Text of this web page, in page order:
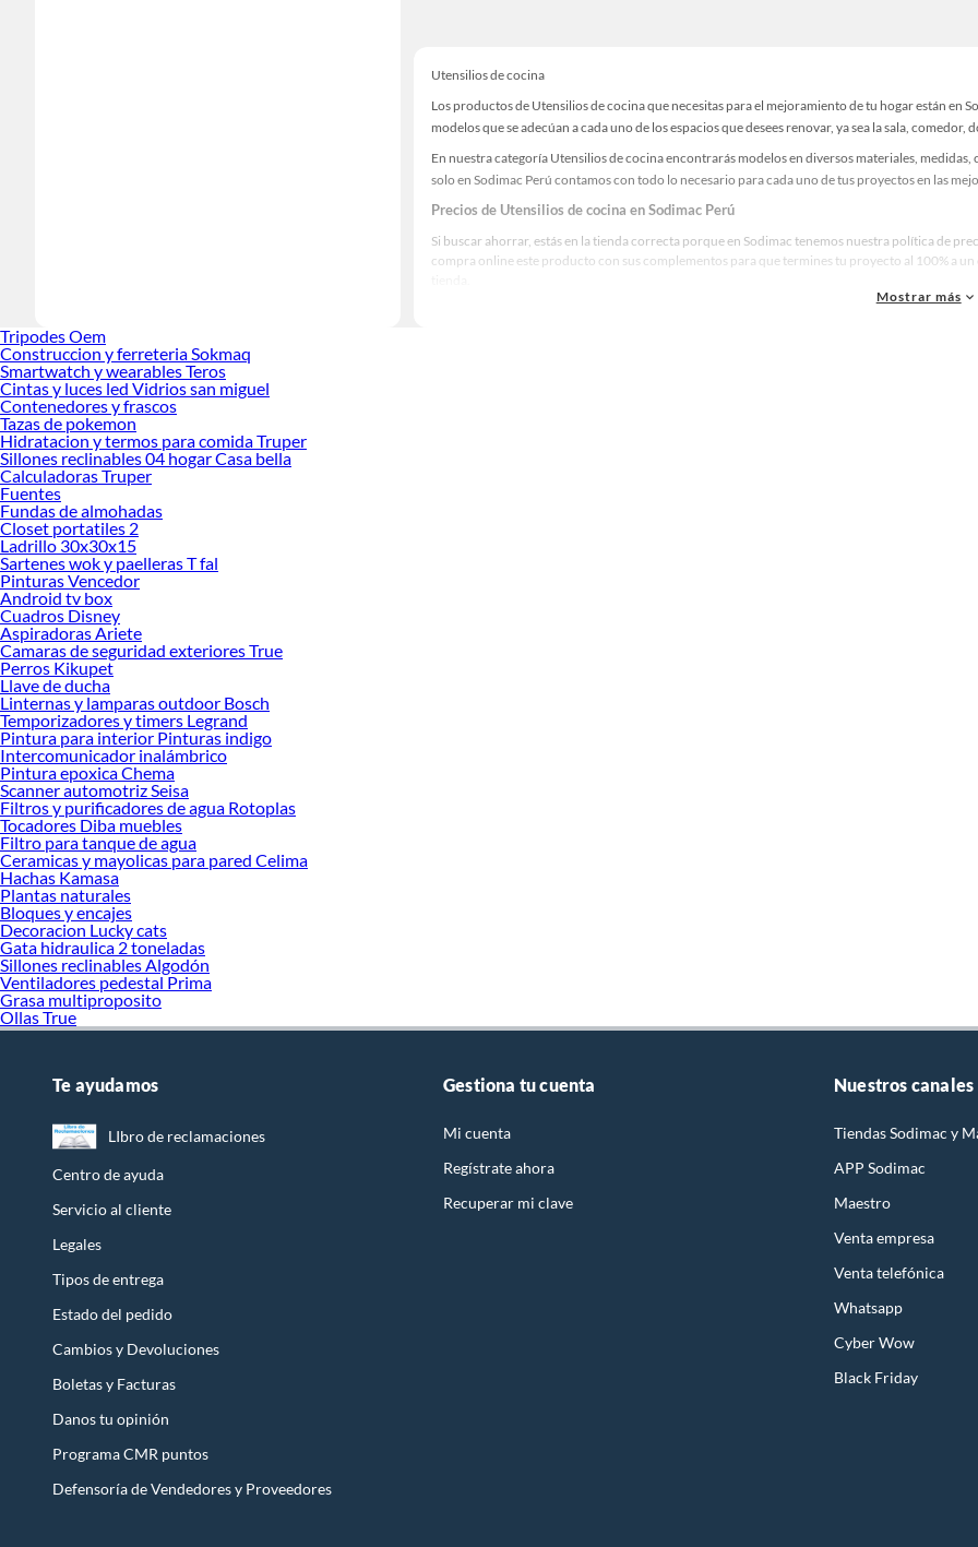
Utensilios de cocina
Los productos de Utensilios de cocina que necesitas para el mejoramiento de tu hogar están en
modelos que se adecúan a cada uno de los espacios que desees renovar, ya sea la sala,
En nuestra categoría Utensilios de cocina encontrarás modelos en diversos materiales,
solo en Sodimac Perú contamos con todo lo necesario para cada uno de tus proyectos en las
Precios de Utensilios de cocina en Sodimac Perú
Si buscar ahorrar, estás en la tienda correcta porque en Sodimac tenemos nuestra política de
compra online este producto con sus complementos para que termines tu proyecto al 100% a
Mostrar más
Tripodes Oem
Construccion y ferreteria Sokmaq
Smartwatch y wearables Teros
Cintas y luces led Vidrios san miguel
Contenedores y frascos
Tazas de pokemon
Hidratacion y termos para comida Truper
Sillones reclinables 04 hogar Casa bella
Calculadoras Truper
Fuentes
Fundas de almohadas
Closet portatiles 2
Ladrillo 30x30x15
Sartenes wok y paelleras T fal
Pinturas Vencedor
Android tv box
Cuadros Disney
Aspiradoras Ariete
Camaras de seguridad exteriores True
Perros Kikupet
Llave de ducha
Linternas y lamparas outdoor Bosch
Temporizadores y timers Legrand
Pintura para interior Pinturas indigo
Intercomunicador inalámbrico
Pintura epoxica Chema
Scanner automotriz Seisa
Filtros y purificadores de agua Rotoplas
Tocadores Diba muebles
Filtro para tanque de agua
Ceramicas y mayolicas para pared Celima
Hachas Kamasa
Plantas naturales
Bloques y encajes
Decoracion Lucky cats
Gata hidraulica 2 toneladas
Sillones reclinables Algodón
Ventiladores pedestal Prima
Grasa multiproposito
Ollas True
Te ayudamos
LIbro de reclamaciones
Centro de ayuda
Servicio al cliente
Legales
Tipos de entrega
Estado del pedido
Cambios y Devoluciones
Boletas y Facturas
Danos tu opinión
Programa CMR puntos
Defensoría de Vendedores y Proveedores
Gestiona tu cuenta
Mi cuenta
Regístrate ahora
Recuperar mi clave
Nuestros canales
Tiendas Sodimac y
APP Sodimac
Maestro
Venta empresa
Venta telefónica
Whatsapp
Cyber Wow
Black Friday